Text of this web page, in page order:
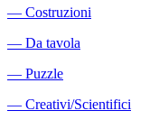
― Costruzioni
― Da tavola
― Puzzle
― Creativi/Scientifici